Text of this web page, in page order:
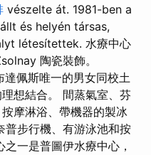
vészelte át. 1981-ben a
és helyén társas,
létesítettek. 水療中心
陶瓷裝飾。
佩斯唯一的男女同校土
想結合。 間蒸氣室、芬
摩淋浴、帶機器的製冰
步行機、有游泳池和按
一是普圖伊水療中心，